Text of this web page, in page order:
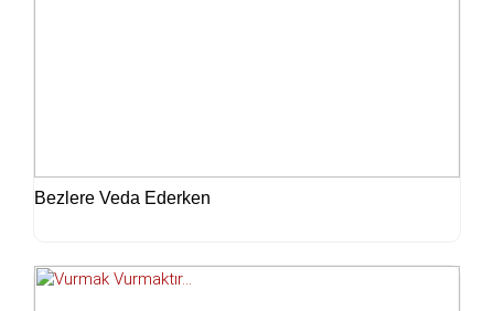
Bezlere Veda Ederken